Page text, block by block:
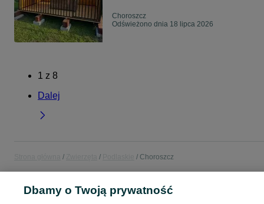
Choroszcz
Odświeżono dnia 18 lipca 2026
1 z 8
Dalej
Choroszcz
ZWIERZĘTA
Dbamy o Twoją prywatność